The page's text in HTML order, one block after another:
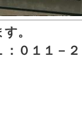
。
０１１－